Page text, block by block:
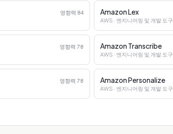
영향력 84
Amazon Lex
AWS · 엔지니어링 및 개발 도구
영향력 78
Amazon Transcribe
AWS · 엔지니어링 및 개발 도구
영향력 78
Amazon Personalize
AWS · 엔지니어링 및 개발 도구